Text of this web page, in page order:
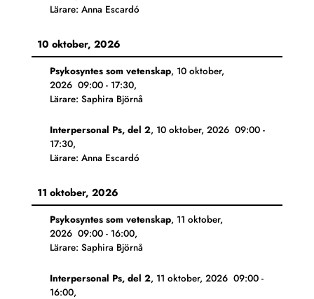
Lärare: Anna Escardó
10 oktober, 2026
Psykosyntes som vetenskap, 10 oktober,
2026 09:00- 17:30,
Lärare: Saphira Björnå
Interpersonal Ps, del 2, 10 oktober, 2026 09:00-
17:30,
Lärare: Anna Escardó
11 oktober, 2026
Psykosyntes som vetenskap, 11 oktober,
2026 09:00- 16:00,
Lärare: Saphira Björnå
Interpersonal Ps, del 2, 11 oktober, 2026 09:00-
16:00,